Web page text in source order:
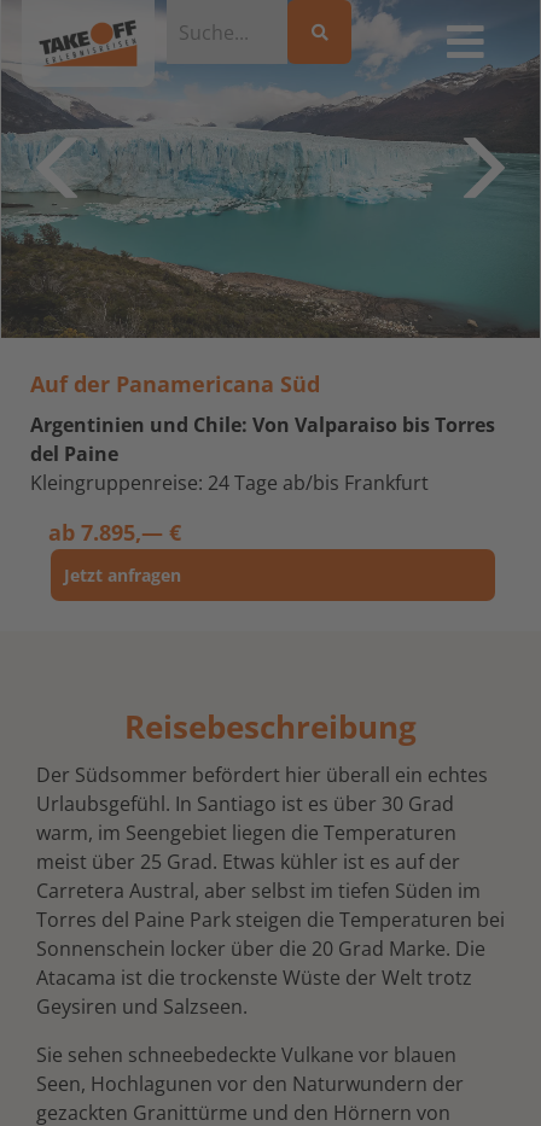
Auf der Panamericana Süd
Argentinien und Chile: Von Valparaiso bis Torres
del Paine
Kleingruppenreise: 24 Tage ab/bis Frankfurt
ab 7.895,— €
Jetzt anfragen
Reisebeschreibung
Der Südsommer befördert hier überall ein echtes
Urlaubsgefühl. In Santiago ist es über 30 Grad
warm, im Seengebiet liegen die Temperaturen
meist über 25 Grad. Etwas kühler ist es auf der
Carretera Austral, aber selbst im tiefen Süden im
Torres del Paine Park steigen die Temperaturen bei
Sonnenschein locker über die 20 Grad Marke. Die
Atacama ist die trockenste Wüste der Welt trotz
Geysiren und Salzseen.
Sie sehen schneebedeckte Vulkane vor blauen
Seen, Hochlagunen vor den Naturwundern der
gezackten Granittürme und den Hörnern von